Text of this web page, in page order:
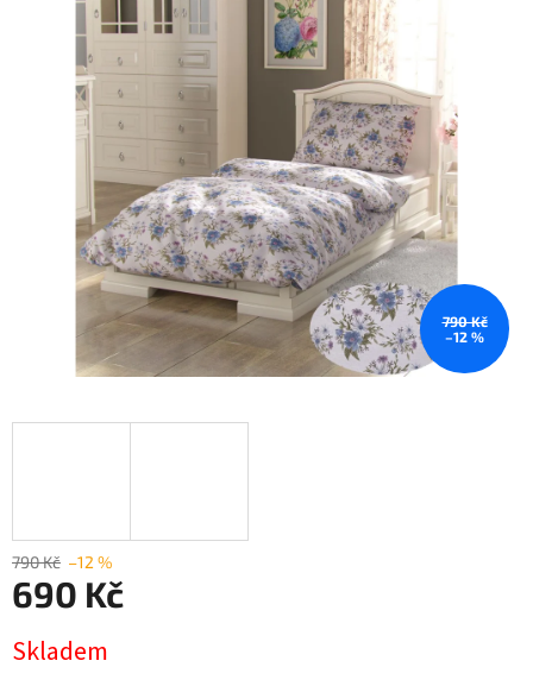
produktu
hvězdiček.
790 Kč
–12 %
790 Kč –12 %
690 Kč
cena:
Skladem